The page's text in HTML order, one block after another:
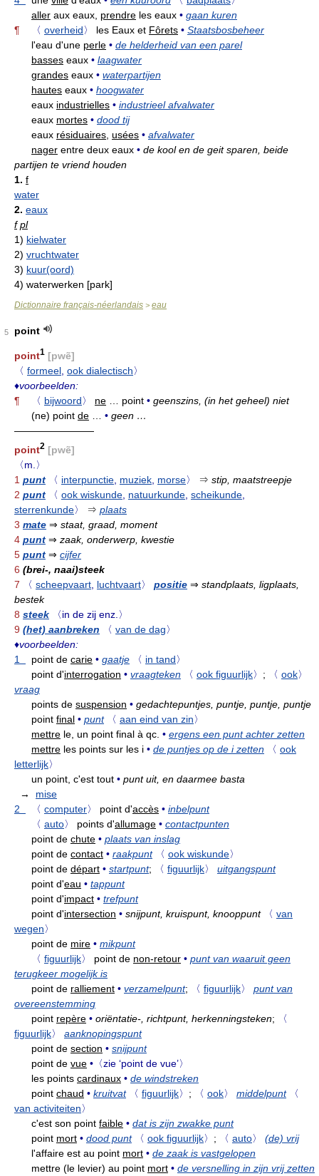
aller aux eaux, prendre les eaux • gaan kuren
¶
〈 overheid〉 les Eaux et Fôrets • Staatsbosbeheer
l'eau d'une perle • de helderheid van een parel
basses eaux • laagwater
grandes eaux • waterpartijen
hautes eaux • hoogwater
eaux industrielles • industrieel afvalwater
eaux mortes • dood tij
eaux résiduaires, usées • afvalwater
nager entre deux eaux • de kool en de geit sparen, beide
partijen te vriend houden
1. f
water
2. eaux
f pl
1) kielwater
2) vruchtwater
3) kuur(oord)
4) waterwerken [park]
Dictionnaire français-néerlandais > eau
5 point
point1 [pwẽ]
〈 formeel ook dialectisch〉
♦voorbeelden:
¶
〈 bijwoord〉 ne … point • geenszins, (in het geheel) niet
(ne) point de • geen …
————————
point2 [pwẽ]
〈m.〉
1 punt 〈 interpunctie muziek morse〉 ⇒ stip, maatstreepje
2 punt 〈 ook wiskunde natuurkunde scheikunde
sterrenkunde〉 ⇒ plaats
3 mate ⇒ staat, graad, moment
4 punt ⇒ zaak, onderwerp, kwestie
5 punt ⇒ cijfer
6 (brei-, naai)steek
7
〈 scheepvaart luchtvaart〉 positie ⇒ standplaats, ligplaats,
bestek
8 steek
〈in de zij enz.〉
9 (het) aanbreken 〈 van de dag〉
♦voorbeelden:
1
point de carie • gaatje 〈 in tand〉
point d'interrogation • vraagteken 〈 ook figuurlijk〉 ; 〈 ook〉
vraag
points de suspension • gedachtepuntjes, puntje, puntje, puntje
point final • punt 〈 aan eind van zin〉
mettre le, un point final à qc. • ergens een punt achter zetten
mettre les points sur les i • de puntjes op de i zetten 〈 ook
letterlijk〉
un point, c'est tout • punt uit, en daarmee basta
→ mise
2
〈 computer〉 point d'accès • inbelpunt
〈 auto〉 points d'allumage • contactpunten
point de chute • plaats van inslag
point de contact • raakpunt 〈 ook wiskunde〉
point de départ • startpunt; 〈 figuurlijk〉
uitgangspunt
point d'eau • tappunt
point d'impact • trefpunt
point d'intersection • snijpunt, kruispunt, knooppunt 〈 van
wegen〉
point de mire • mikpunt
〈 figuurlijk〉 point de non-retour • punt van waaruit geen
terugkeer mogelijk is
point de ralliement • verzamelpunt; 〈 figuurlijk〉
punt van
overeenstemming
point repère • oriëntatie-, richtpunt, herkenningsteken;
〈
figuurlijk〉
aanknopingspunt
point de section • snijpunt
point de vue •〈zie ‘point de vue’〉
les points cardinaux • de windstreken
point chaud • kruitvat 〈 figuurlijk〉 ; 〈 ook〉 middelpunt
〈
van activiteiten〉
c'est son point faible • dat is zijn zwakke punt
point mort • dood punt 〈 ook figuurlijk〉 ; 〈 auto〉
(de) vrij
l'affaire est au point mort • de zaak is vastgelopen
mettre (le levier) au point mort • de versnelling in zijn vrij zetten